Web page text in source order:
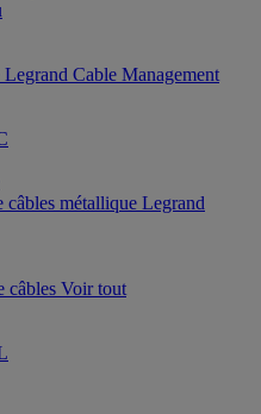
Cable Management
câbles métallique Legrand
câbles Voir tout